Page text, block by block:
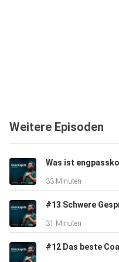
Weitere Episoden
33 Minuten
31 Minuten